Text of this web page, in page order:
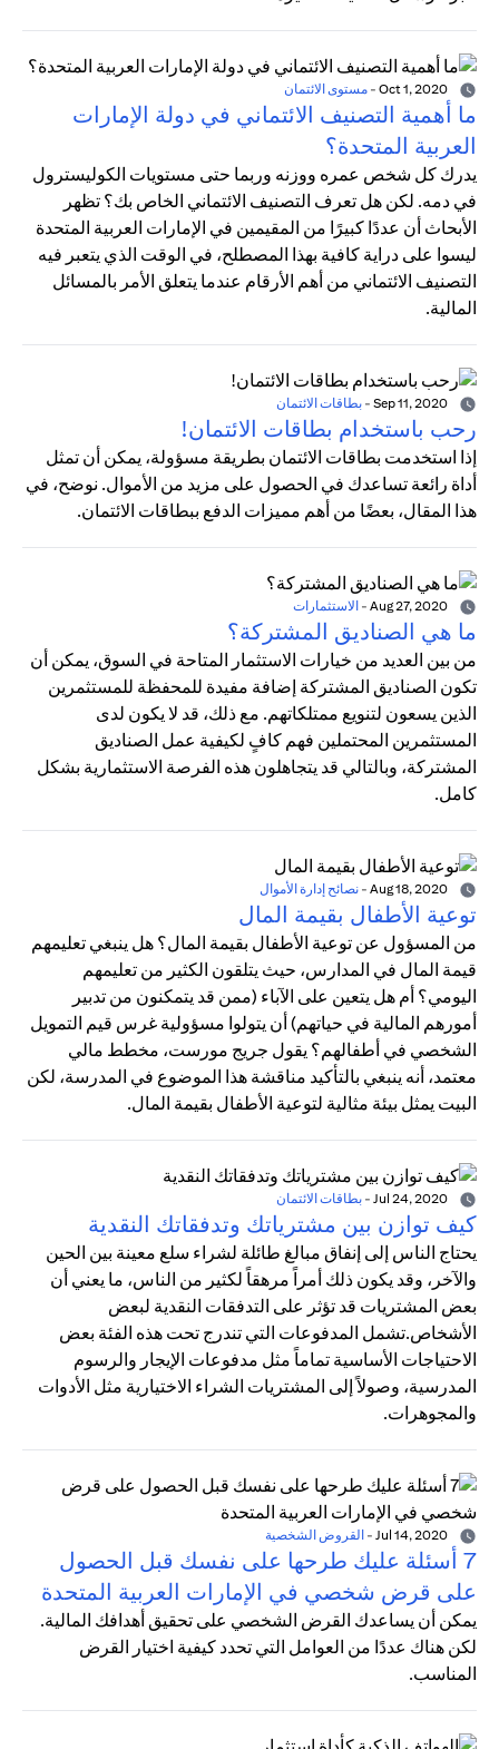
- مستوى الائتمان
ما أهمية التصنيف الائتماني في دولة الإمارات
العربية المتحدة؟
يدرك كل شخص عمره ووزنه وربما حتى مستويات الكوليسترول
في دمه. لكن هل تعرف التصنيف الائتماني الخاص بك؟ تظهر
الأبحاث أن عددًا كبيرًا من المقيمين في الإمارات العربية المتحدة
ليسوا على دراية كافية بهذا المصطلح، في الوقت الذي يتعبر فيه
التصنيف الائتماني من أهم الأرقام عندما يتعلق الأمر بالمسائل
المالية.
- بطاقات الائتمان
رحب باستخدام بطاقات الائتمان!
إذا استخدمت بطاقات الائتمان بطريقة مسؤولة، يمكن أن تمثل
أداة رائعة تساعدك في الحصول على مزيد من الأموال. نوضح، في
هذا المقال، بعضًا من أهم مميزات الدفع ببطاقات الائتمان.
- الاستثمارات
ما هي الصناديق المشتركة؟
من بين العديد من خيارات الاستثمار المتاحة في السوق، يمكن أن
تكون الصناديق المشتركة إضافة مفيدة للمحفظة للمستثمرين
الذين يسعون لتنويع ممتلكاتهم. مع ذلك، قد لا يكون لدى
المستثمرين المحتملين فهم كافٍ لكيفية عمل الصناديق
المشتركة، وبالتالي قد يتجاهلون هذه الفرصة الاستثمارية بشكل
كامل.
- نصائح إدارة الأموال
توعية الأطفال بقيمة المال
من المسؤول عن توعية الأطفال بقيمة المال؟ هل ينبغي تعليمهم
قيمة المال في المدارس، حيث يتلقون الكثير من تعليمهم
اليومي؟ أم هل يتعين على الآباء (ممن قد يتمكنون من تدبير
أمورهم المالية في حياتهم) أن يتولوا مسؤولية غرس قيم التمويل
الشخصي في أطفالهم؟ يقول جريج مورست، مخطط مالي
معتمد، أنه ينبغي بالتأكيد مناقشة هذا الموضوع في المدرسة، لكن
البيت يمثل بيئة مثالية لتوعية الأطفال بقيمة المال.
- بطاقات الائتمان
كيف توازن بين مشترياتك وتدفقاتك النقدية
يحتاج الناس إلى إنفاق مبالغ طائلة لشراء سلع معينة بين الحين
والآخر، وقد يكون ذلك أمراً مرهقاً لكثير من الناس، ما يعني أن
بعض المشتريات قد تؤثر على التدفقات النقدية لبعض
الأشخاص.تشمل المدفوعات التي تندرج تحت هذه الفئة بعض
الاحتياجات الأساسية تماماً مثل مدفوعات الإيجار والرسوم
المدرسية، وصولاً إلى المشتريات الشراء الاختيارية مثل الأدوات
والمجوهرات.
- القروض الشخصية
7 أسئلة عليك طرحها على نفسك قبل الحصول
على قرض شخصي في الإمارات العربية المتحدة
يمكن أن يساعدك القرض الشخصي على تحقيق أهدافك المالية.
لكن هناك عددًا من العوامل التي تحدد كيفية اختيار القرض
المناسب.